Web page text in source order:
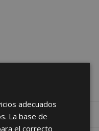
adecuados
La base de
el correcto